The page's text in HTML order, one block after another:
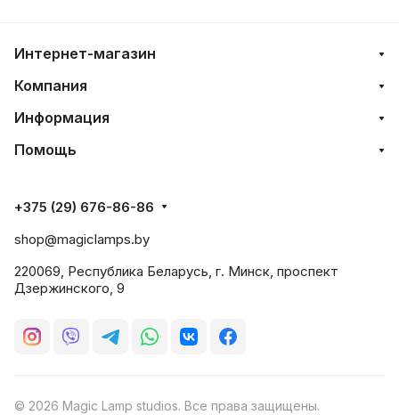
Интернет-магазин
Компания
Информация
Помощь
+375 (29) 676-86-86
shop@magiclamps.by
220069, Республика Беларусь, г. Минск, проспект
Дзержинского, 9
© 2026 Magic Lamp studios. Все права защищены.